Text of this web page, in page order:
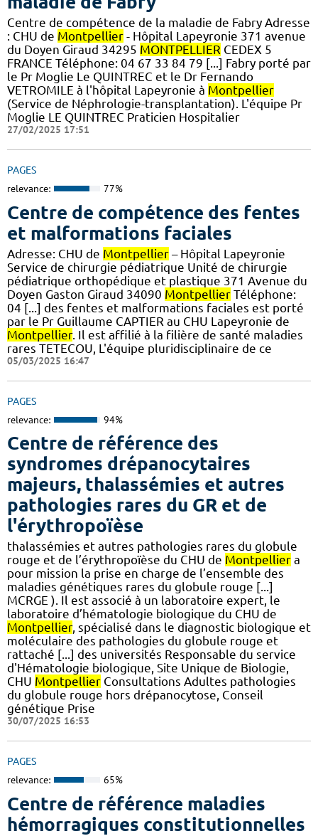
Centre de compétence de la maladie de Fabry Adresse
: CHU de Montpellier - Hôpital Lapeyronie 371 avenue
du Doyen Giraud 34295 MONTPELLIER CEDEX 5
FRANCE Téléphone: 04 67 33 84 79 [...] Fabry porté par
le Pr Moglie Le QUINTREC et le Dr Fernando
VETROMILE à l'hôpital Lapeyronie à Montpellier
(Service de Néphrologie-transplantation). L'équipe Pr
Moglie LE QUINTREC Praticien Hospitalier
27/02/2025 17:51
PAGES
relevance: 77%
Centre de compétence des fentes
et malformations faciales
Adresse: CHU de Montpellier – Hôpital Lapeyronie
Service de chirurgie pédiatrique Unité de chirurgie
pédiatrique orthopédique et plastique 371 Avenue du
Doyen Gaston Giraud 34090 Montpellier Téléphone:
04 [...] des fentes et malformations faciales est porté
par le Pr Guillaume CAPTIER au CHU Lapeyronie de
Montpellier. Il est affilié à la filière de santé maladies
rares TETECOU, L'équipe pluridisciplinaire de ce
05/03/2025 16:47
PAGES
relevance: 94%
Centre de référence des
syndromes drépanocytaires
majeurs, thalassémies et autres
pathologies rares du GR et de
l'érythropoïèse
thalassémies et autres pathologies rares du globule
rouge et de l’érythropoïèse du CHU de Montpellier a
pour mission la prise en charge de l’ensemble des
maladies génétiques rares du globule rouge [...]
MCRGE ). Il est associé à un laboratoire expert, le
laboratoire d’hématologie biologique du CHU de
Montpellier, spécialisé dans le diagnostic biologique et
moléculaire des pathologies du globule rouge et
rattaché [...] des universités Responsable du service
d'Hématologie biologique, Site Unique de Biologie,
CHU Montpellier Consultations Adultes pathologies
du globule rouge hors drépanocytose, Conseil
génétique Prise
30/07/2025 16:53
PAGES
relevance: 65%
Centre de référence maladies
hémorragiques constitutionnelles